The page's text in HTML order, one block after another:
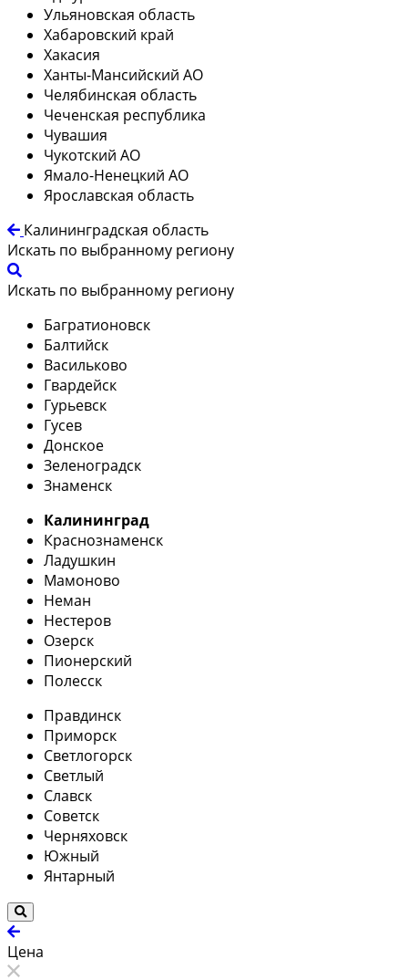
Ульяновская область
Хабаровский край
Хакасия
Ханты-Мансийский АО
Челябинская область
Чеченская республика
Чувашия
Чукотский АО
Ямало-Ненецкий АО
Ярославская область
Калининградская область
Искать по выбранному региону
Искать по выбранному региону
Багратионовск
Балтийск
Васильково
Гвардейск
Гурьевск
Гусев
Донское
Зеленоградск
Знаменск
Калининград
Краснознаменск
Ладушкин
Мамоново
Неман
Нестеров
Озерск
Пионерский
Полесск
Правдинск
Приморск
Светлогорск
Светлый
Славск
Советск
Черняховск
Южный
Янтарный
Цена